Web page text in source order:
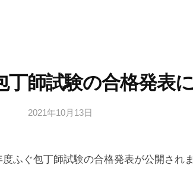
丁師試験の合格発表
2021年10月13日
報
ふぐ包丁師試験の合格発表が公開されま